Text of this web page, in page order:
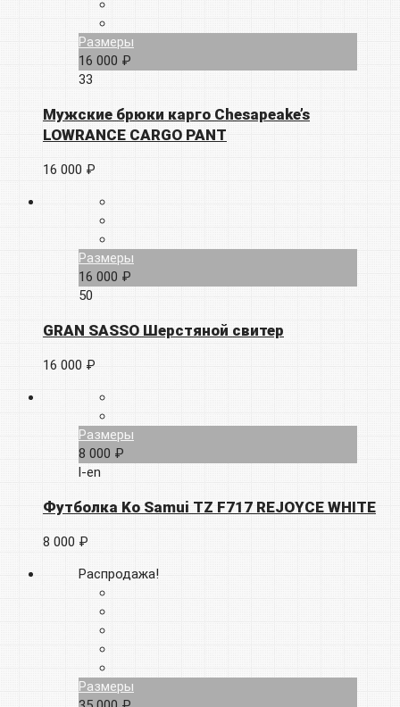
Размеры
16 000 ₽
33
Мужские брюки карго Chesapeake’s
LOWRANCE CARGO PANT
16 000 ₽
Размеры
16 000 ₽
50
GRAN SASSO Шерстяной свитер
16 000 ₽
Размеры
8 000 ₽
l-en
Футболка Ko Samui TZ F717 REJOYCE WHITE
8 000 ₽
Распродажа!
Размеры